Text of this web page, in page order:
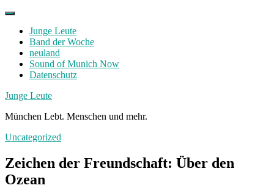
Skip
contentJunge Leute
Band der Woche
neuland
Sound of Munich Now
Datenschutz
Facebook
Twitter
Instagram
Junge Leute
München Lebt. Menschen und mehr.
Uncategorized
Zeichen der Freundschaft: Über den
Ozean